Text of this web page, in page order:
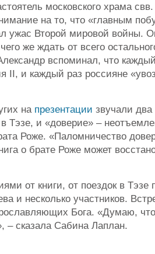
московского храма
на то, что «главным
ужас Второй мировой войны.
же ждать от всего
вспоминал, что
II, и каждый раз россияне
на презентации звучали два
Тэзе, и «доверие» –
Роже. «Паломничество
о брате Роже может
от книги, от поездок в Тэзе
и несколько участников.
Бога. «Думаю,
– сказала Сабина Лаплан.